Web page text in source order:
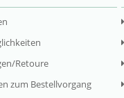
Retoure
zum Bestellvorgang